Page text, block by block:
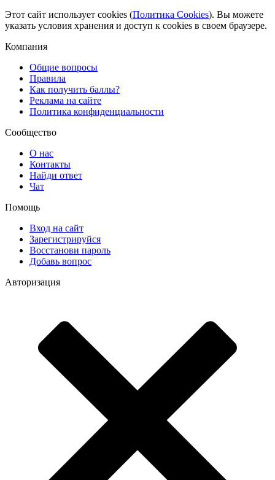
Этот сайт использует cookies (Политика Cookies). Вы можете
указать условия хранения и доступ к cookies в своем браузере.
Компания
Общие вопросы
Правила
Как получить баллы?
Реклама на сайте
Политика конфиденциальности
Сообщество
О нас
Контакты
Найди ответ
Чат
Помощь
Вход на сайт
Зарегистрируйся
Восстанови пароль
Добавь вопрос
Авторизация